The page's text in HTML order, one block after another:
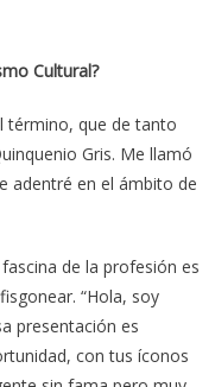
Cultural?
término, que de tanto
Gris. Me llamó
adentré en el ámbito de
de la profesión es
“Hola, soy
presentación es
con tus íconos